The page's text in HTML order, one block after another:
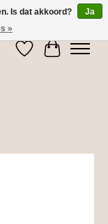
Verlanglijst
Is dat akkoord?
Ja
»